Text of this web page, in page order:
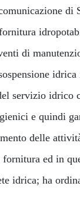
di
di
servizio idrico
e quindi
delle
ed in
idrica; ha